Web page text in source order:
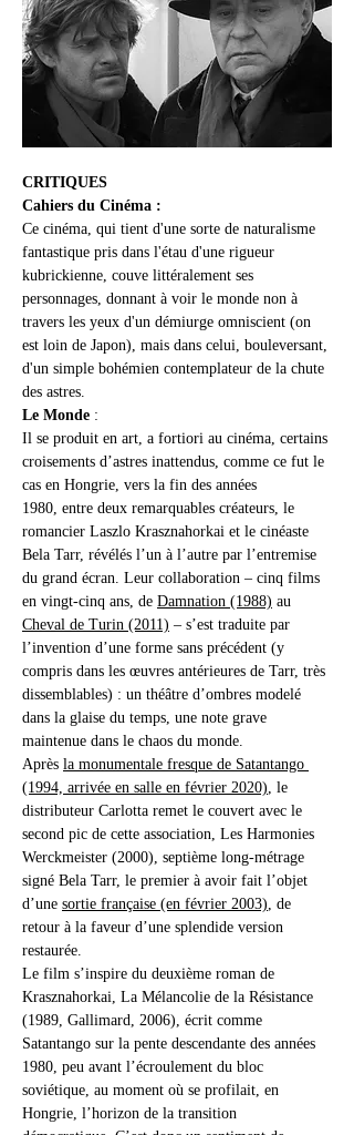
CRITIQUES
Cahiers du Cinéma :
Ce cinéma, qui tient d'une sorte de naturalisme
fantastique pris dans l'étau d'une rigueur
kubrickienne, couve littéralement ses
personnages, donnant à voir le monde non à
travers les yeux d'un démiurge omniscient (on
est loin de Japon), mais dans celui, bouleversant,
d'un simple bohémien contemplateur de la chute
des astres.
Le Monde :
Il se produit en art, a fortiori au cinéma, certains
croisements d’astres inattendus, comme ce fut le
cas en Hongrie, vers la fin des années
1980, entre deux remarquables créateurs, le
romancier Laszlo Krasznahorkai et le cinéaste
Bela Tarr, révélés l’un à l’autre par l’entremise
du grand écran. Leur collaboration – cinq films
en vingt-cinq ans, de Damnation (1988) au
Cheval de Turin (2011) – s’est traduite par
l’invention d’une forme sans précédent (y
compris dans les œuvres antérieures de Tarr, très
dissemblables) : un théâtre d’ombres modelé
dans la glaise du temps, une note grave
maintenue dans le chaos du monde.
Après la monumentale fresque de Satantango
(1994, arrivée en salle en février 2020) , le
distributeur Carlotta remet le couvert avec le
second pic de cette association, Les Harmonies
Werckmeister (2000), septième long-métrage
signé Bela Tarr, le premier à avoir fait l’objet
d’une sortie française (en février 2003) , de
retour à la faveur d’une splendide version
restaurée.
Le film s’inspire du deuxième roman de
Krasznahorkai, La Mélancolie de la Résistance
(1989, Gallimard, 2006), écrit comme
Satantango sur la pente descendante des années
1980, peu avant l’écroulement du bloc
soviétique, au moment où se profilait, en
Hongrie, l’horizon de la transition